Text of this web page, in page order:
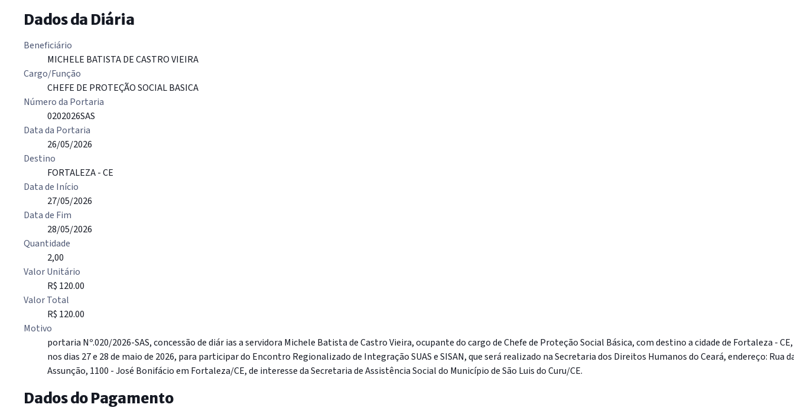
Dados da Diária
Beneficiário
MICHELE BATISTA DE CASTRO VIEIRA
Cargo/Função
CHEFE DE PROTEÇÃO SOCIAL BASICA
Número da Portaria
0202026SAS
Data da Portaria
26/05/2026
Destino
FORTALEZA - CE
Data de Início
27/05/2026
Data de Fim
28/05/2026
Quantidade
2,00
Valor Unitário
R$ 120.00
Valor Total
R$ 120.00
Motivo
portaria Nº.020/2026-SAS, concessão de diár ias a servidora Michele Batista de Castro Vieira, ocupante do cargo de Chefe de Proteção Social Básica, com destino a cidade de Fortaleza - CE,
nos dias 27 e 28 de maio de 2026, para participar do Encontro Regionalizado de Integração SUAS e SISAN, que será realizado na Secretaria dos Direitos Humanos do Ceará, endereço: Rua
Assunção, 1100 - José Bonifácio em Fortaleza/CE, de interesse da Secretaria de Assistência Social do Município de São Luis do Curu/CE.
Dados do Pagamento